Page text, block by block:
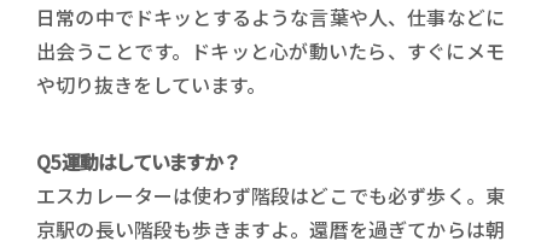
日常の中でドキッとするような言葉や人、仕事などに
出会うことです。ドキッと心が動いたら、すぐにメモ
や切り抜きをしています。
Q5 運動はしていますか？
エスカレーターは使わず階段はどこでも必ず歩く。東
京駅の長い階段も歩きますよ。還暦を過ぎてからは朝